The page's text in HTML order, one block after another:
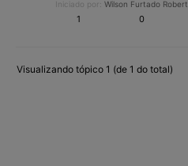
Iniciado por: Wilson Furtado
1 0
Visualizando tópico 1 (de 1 do total)